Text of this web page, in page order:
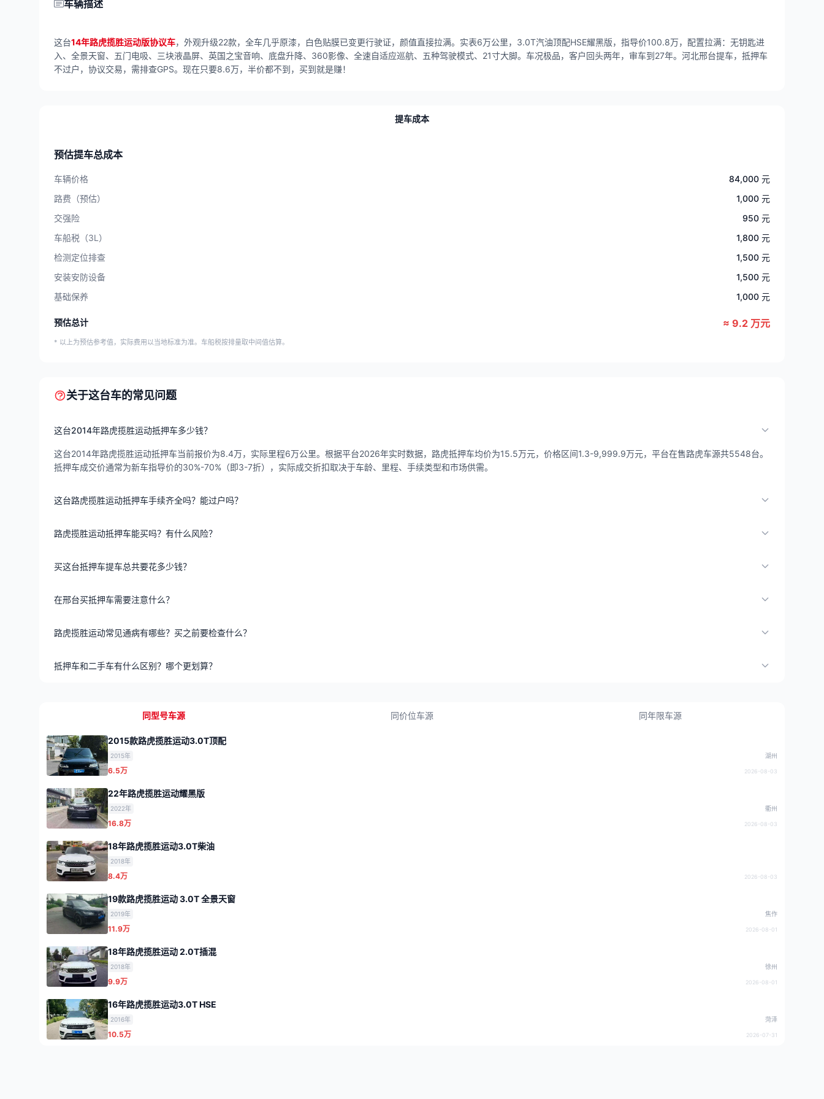
车辆描述
这台14年路虎揽胜运动版协议车，外观升级22款，全车几乎原漆，白色贴膜已变更行驶证，颜值直接拉满。实表6万公里，3.0T汽油顶配HSE耀黑版，指导价100.8万，配置拉满：无钥匙进
入、全景天窗、五门电吸、三块液晶屏、英国之宝音响、底盘升降、360影像、全速自适应巡航、五种驾驶模式、21寸大脚。车况极品，客户回头两年，审车到27年。河北邢台提车，抵押车
不过户，协议交易，需排查GPS。现在只要8.6万，半价都不到，买到就是赚！
提车成本
预估提车总成本
车辆价格
84,000 元
路费（预估）
1,000 元
交强险
950 元
车船税（3L）
1,800 元
检测定位排查
1,500 元
安装安防设备
1,500 元
基础保养
1,000 元
预估总计 ≈ 9.2 万元
* 以上为预估参考值，实际费用以当地标准为准。车船税按排量取中间值估算。
关于这台车的常见问题
这台2014年路虎揽胜运动抵押车多少钱？
这台2014年路虎揽胜运动抵押车当前报价为8.4万，实际里程6万公里。根据平台2026年实时数据，路虎抵押车均价为15.5万元，价格区间1.3-9,999.9万元，平台在售路虎车源共5548台。
抵押车成交价通常为新车指导价的30%-70%（即3-7折），实际成交折扣取决于车龄、里程、手续类型和市场供需。
这台路虎揽胜运动抵押车手续齐全吗？能过户吗？
路虎揽胜运动抵押车能买吗？有什么风险？
买这台抵押车提车总共要花多少钱？
在邢台买抵押车需要注意什么？
路虎揽胜运动常见通病有哪些？买之前要检查什么？
抵押车和二手车有什么区别？哪个更划算？
同型号车源 同价位车源 同年限车源
2015款路虎揽胜运动3.0T顶配
2015年 湖州
6.5万 2026-08-03
22年路虎揽胜运动耀黑版
2022年 衢州
16.8万 2026-08-03
18年路虎揽胜运动3.0T柴油
2018年
8.4万 2026-08-03
19款路虎揽胜运动 3.0T 全景天窗
2019年 焦作
11.9万 2026-08-01
18年路虎揽胜运动 2.0T插混
2018年 徐州
9.9万 2026-08-01
16年路虎揽胜运动3.0T HSE
2016年 菏泽
10.5万 2026-07-31